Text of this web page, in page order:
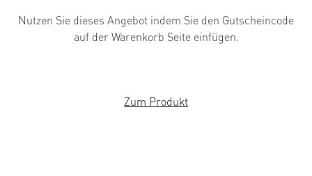
Nutzen Sie dieses Angebot indem Sie den Gutscheincode
auf der Warenkorb Seite einfügen.
Zum Produkt